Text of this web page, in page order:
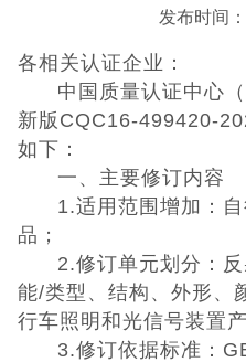
证书查询
联系我们
CE认证
UKCA认证
欧盟CE认证
发布时间
各相关认证企业：
中国质量认证中心（
新版CQC16-499420-
如下：
一、主要修订内容
1.适用范围增加：自
品；
2.修订单元划分：反
能/类型、结构、外形、
行车照明和光信号装置
3.修订依据标准：